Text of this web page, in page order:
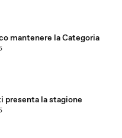
mantenere la Categoria
presenta la stagione